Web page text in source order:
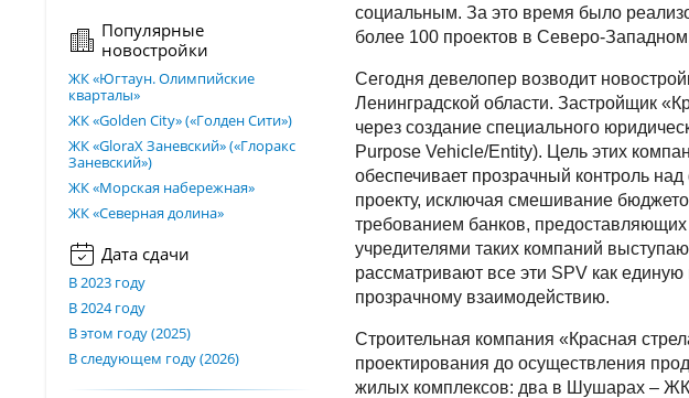
Популярные
новостройки
ЖК «Югтаун. Олимпийские
кварталы»
ЖК «Golden City» («Голден Сити»)
ЖК «GloraX Заневский»​ («Глоракс
Заневский»)
ЖК «Морская набережная»
ЖК «Северная долина»
Дата сдачи
В 2023 году
В 2024 году
В этом году (2025)
В следующем году (2026)
социальным. За это время было
более 100 проектов в Северо-
Сегодня девелопер возводит
Ленинградской области. Застройщик
через создание специального
Purpose Vehicle/Entity). Цель этих
обеспечивает прозрачный контроль
проекту, исключая смешивание
требованием банков,
учредителями таких компаний
рассматривают все эти SPV как единую
прозрачному взаимодействию.
Строительная компания «Красная
проектирования до осуществления
жилых комплексов: два в Шушарах –